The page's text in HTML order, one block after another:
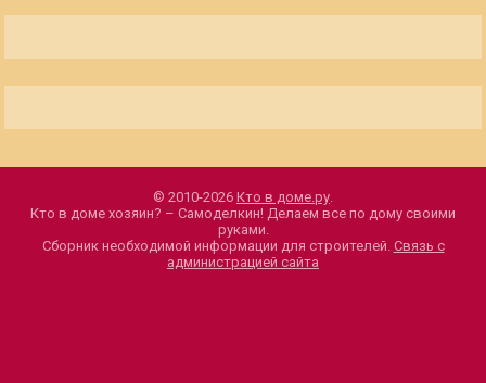
© 2010-2026 Кто в доме.ру.
Кто в доме хозяин? – Самоделкин! Делаем все по дому своими
руками.
Сборник необходимой информации для строителей. Связь с
администрацией сайта